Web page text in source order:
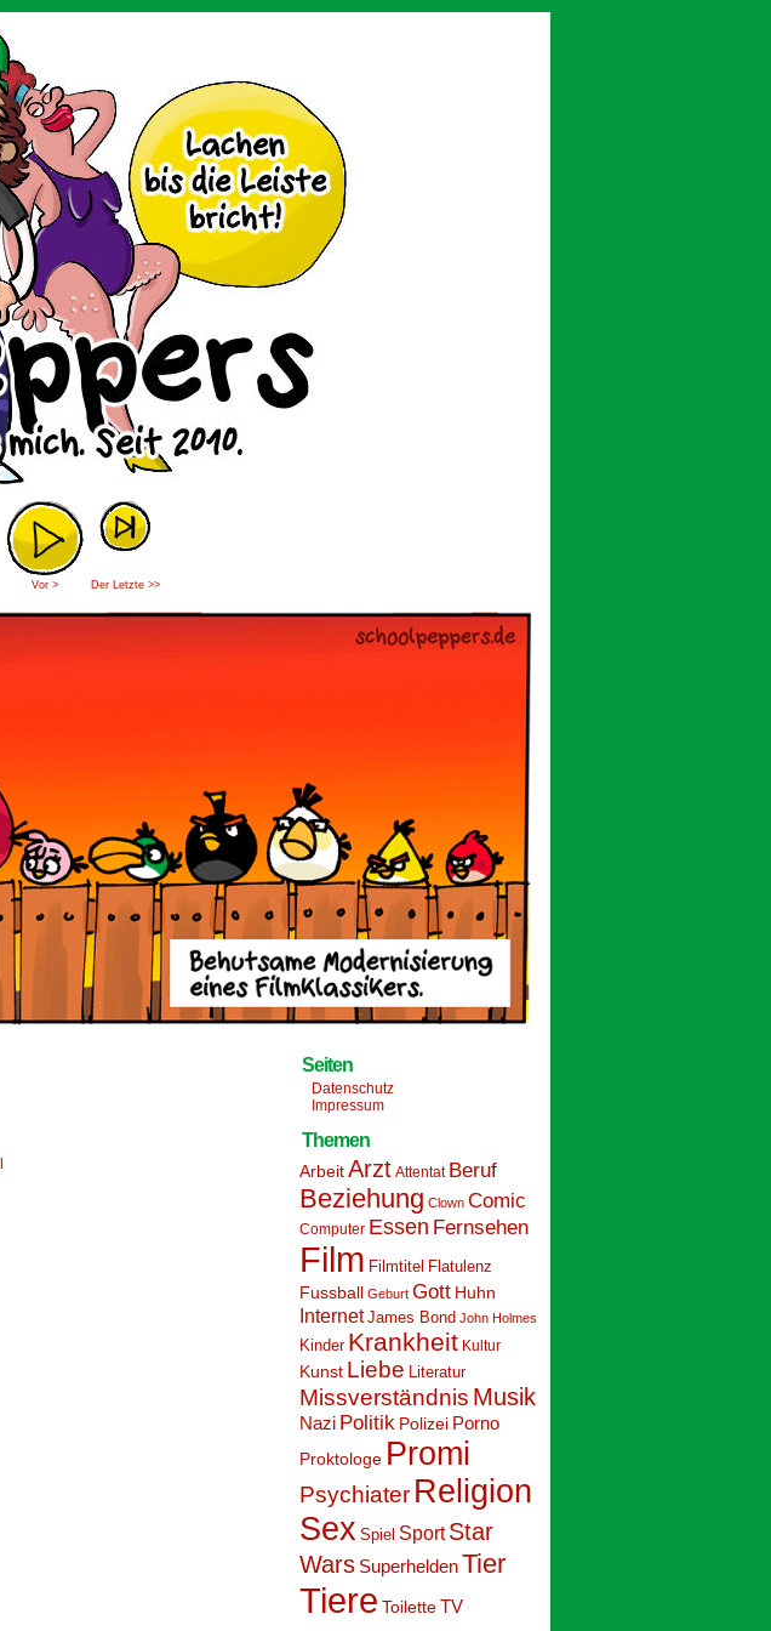
Vor > Der Letzte >>
Seiten
Datenschutz
Impressum
Themen
ArbeitArzt Attentat Beruf
Beziehung Clown Comic
Computer Essen Fernsehen
Film Filmtitel Flatulenz
Fussball Geburt Gott Huhn
Internet James Bond John Holmes
Kinder Krankheit Kultur
Kunst Liebe Literatur
Missverständnis Musik
Nazi Politik Polizei Porno
Proktologe Promi
Psychiater Religion
Sex Spiel Sport Star
Wars SuperheldenTier
Tiere ToiletteTV